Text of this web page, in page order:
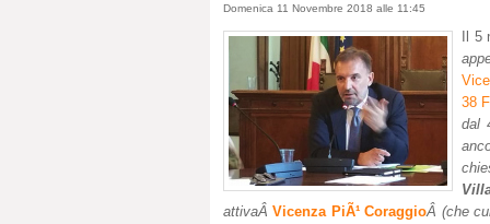
Domenica 11 Novembre 2018 alle 11:45
Il
38
dal
attivaÂVicenza PiÃ¹ CoraggioÂ (che